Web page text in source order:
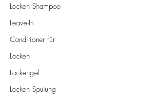
Locken Shampoo
Leave-In
Conditioner für
Locken
Lockengel
Locken Spülung